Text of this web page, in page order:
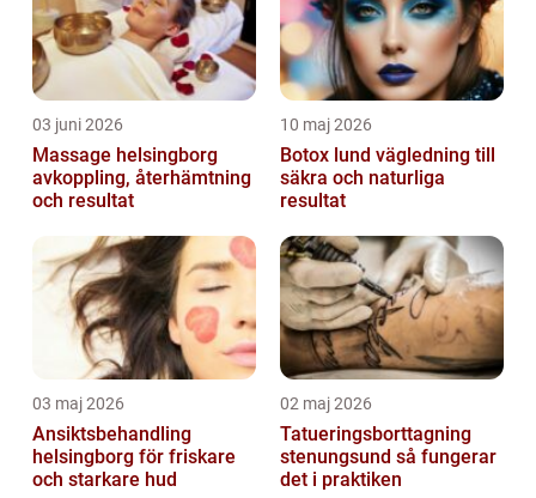
03 juni 2026
Massage helsingborg
avkoppling, återhämtning
och resultat
10 maj 2026
Botox lund vägledning till
säkra och naturliga
resultat
03 maj 2026
Ansiktsbehandling
helsingborg för friskare
och starkare hud
02 maj 2026
Tatueringsborttagning
stenungsund så fungerar
det i praktiken